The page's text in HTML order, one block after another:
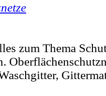
zum Thema